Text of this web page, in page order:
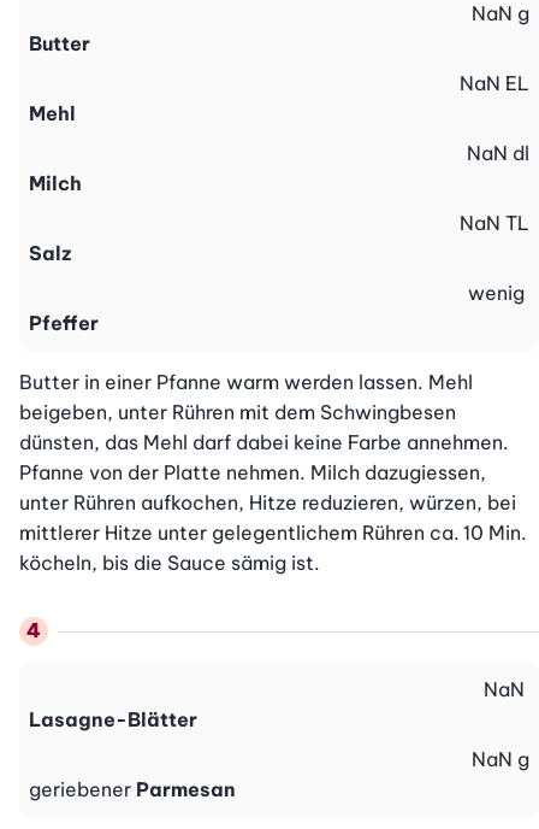
Butter
NaN g
Mehl
NaN EL
Milch
NaN dl
Salz
NaN TL
Pfeffer
wenig
Butter in einer Pfanne warm werden lassen. Mehl
beigeben, unter Rühren mit dem Schwingbesen
dünsten, das Mehl darf dabei keine Farbe annehmen.
Pfanne von der Platte nehmen. Milch dazugiessen,
unter Rühren aufkochen, Hitze reduzieren, würzen, bei
mittlerer Hitze unter gelegentlichem Rühren ca. 10 Min.
köcheln, bis die Sauce sämig ist.
Lasagne-Blätter
NaN
geriebener Parmesan
NaN g